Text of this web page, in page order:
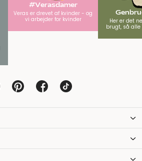
#Verasdamer
Veras er drevet af kvinder - og
vi arbejder for kvinder
Her er det
brugt, så